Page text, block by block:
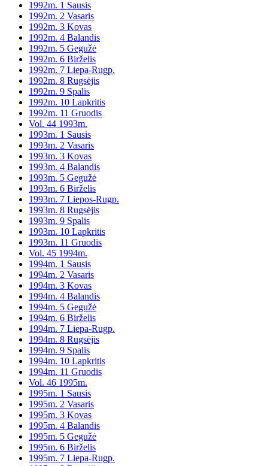
1992m. 1 Sausis
1992m. 2 Vasaris
1992m. 3 Kovas
1992m. 4 Balandis
1992m. 5 Gegužė
1992m. 6 Birželis
1992m. 7 Liepa-Rugp.
1992m. 8 Rugsėjis
1992m. 9 Spalis
1992m. 10 Lapkritis
1992m. 11 Gruodis
Vol. 44 1993m.
1993m. 1 Sausis
1993m. 2 Vasaris
1993m. 3 Kovas
1993m. 4 Balandis
1993m. 5 Gegužė
1993m. 6 Birželis
1993m. 7 Liepos-Rugp.
1993m. 8 Rugsėjis
1993m. 9 Spalis
1993m. 10 Lapkritis
1993m. 11 Gruodis
Vol. 45 1994m.
1994m. 1 Sausis
1994m. 2 Vasaris
1994m. 3 Kovas
1994m. 4 Balandis
1994m. 5 Gegužė
1994m. 6 Birželis
1994m. 7 Liepa-Rugp.
1994m. 8 Rugsėjis
1994m. 9 Spalis
1994m. 10 Lapkritis
1994m. 11 Gruodis
Vol. 46 1995m.
1995m. 1 Sausis
1995m. 2 Vasaris
1995m. 3 Kovas
1995m. 4 Balandis
1995m. 5 Gegužė
1995m. 6 Birželis
1995m. 7 Liepa-Rugp.